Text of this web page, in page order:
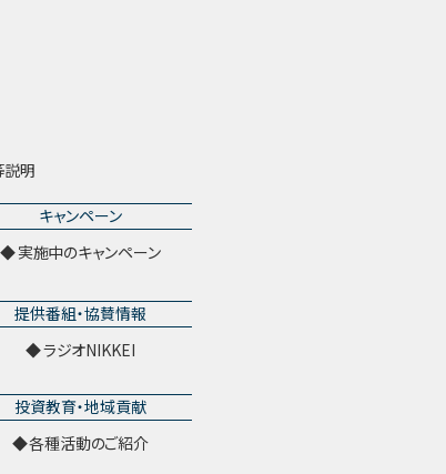
説明
キャンペーン
実施中のキャンペーン
提供番組・協賛情報
ラジオNIKKEI
投資教育・地域貢献
各種活動のご紹介